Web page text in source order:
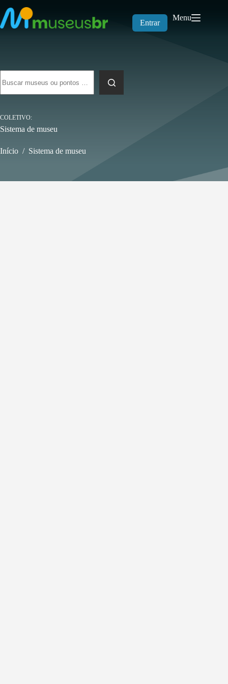
para
o
conteúdo
Entrar
Menu
resultados
COLETIVO
Sistema de museu
Início / Sistema de museu